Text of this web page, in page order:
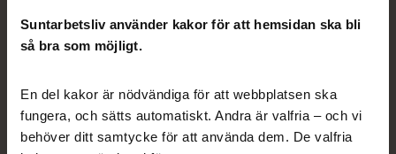
Suntarbetsliv använder kakor för att hemsidan ska bli
så bra som möjligt.
En del kakor är nödvändiga för att webbplatsen ska
fungera, och sätts automatiskt. Andra är valfria – och vi
behöver ditt samtycke för att använda dem. De valfria
Man ska känna motivation att
göra detta, annars tappar man
energi.